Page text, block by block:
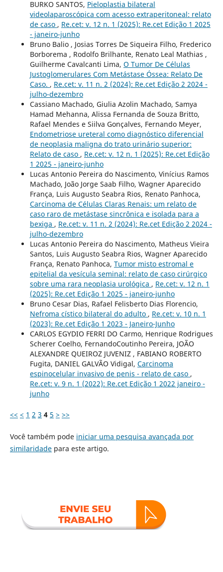
BURKO SANTOS, Pieloplastia bilateral
videolaparoscópica com acesso extraperitoneal: relato
de caso , Re.cet: v. 12 n. 1 (2025): Re.cet Edição 1 2025
- janeiro-junho
Bruno Balio , Josias Torres De Siqueira Filho, Frederico
Borborema , Rodolfo Brilhante, Renato Leal Mathias ,
Guilherme Cavalcanti Lima, O Tumor De Células
Justoglomerulares Com Metástase Óssea: Relato De
Caso. , Re.cet: v. 11 n. 2 (2024): Re.cet Edição 2 2024 -
julho-dezembro
Cassiano Machado, Giulia Azolin Machado, Samya
Hamad Mehanna, Alissa Fernanda de Souza Britto,
Rafael Mendes e Siilva Gonçalves, Fernando Meyer,
Endometriose ureteral como diagnóstico diferencial
de neoplasia maligna do trato urinário superior:
Relato de caso , Re.cet: v. 12 n. 1 (2025): Re.cet Edição
1 2025 - janeiro-junho
Lucas Antonio Pereira do Nascimento, Vinícius Ramos
Machado, João Jorge Saab Filho, Wagner Aparecido
França, Luis Augusto Seabra Rios, Renato Panhoca,
Carcinoma de Células Claras Renais: um relato de
caso raro de metástase sincrônica e isolada para a
bexiga , Re.cet: v. 11 n. 2 (2024): Re.cet Edição 2 2024 -
julho-dezembro
Lucas Antonio Pereira do Nascimento, Matheus Vieira
Santos, Luis Augusto Seabra Rios, Wagner Aparecido
França, Renato Panhoca, Tumor misto estromal e
epitelial da vesícula seminal: relato de caso cirúrgico
sobre uma rara neoplasia urológica , Re.cet: v. 12 n. 1
(2025): Re.cet Edição 1 2025 - janeiro-junho
Bruno Cesar Dias, Rafael Felisberto Dias Florencio,
Nefroma cístico bilateral do adulto , Re.cet: v. 10 n. 1
(2023): Re.cet Edição 1 2023 - Janeiro-Junho
CARLOS EGYDIO FERRI DO Carmo, Henrique Rodrigues
Scherer Coelho, FernandoCoutinho Pereira, JOÃO
ALEXANDRE QUEIROZ JUVENIZ , FABIANO ROBERTO
Fugita, DANIEL GALVÃO Vidigal, Carcinoma
espinocelular invasivo de penis - relato de caso ,
Re.cet: v. 9 n. 1 (2022): Re.cet Edição 1 2022 janeiro -
junho
<< < 1 2 3 4 5 > >>
Você também pode iniciar uma pesquisa avançada por
similaridadepara este artigo.